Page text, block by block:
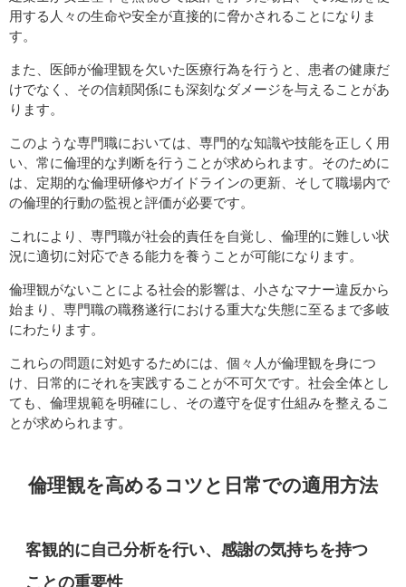
用する人々の生命や安全が直接的に脅かされることになりま
す。
また、医師が倫理観を欠いた医療行為を行うと、患者の健康だ
けでなく、その信頼関係にも深刻なダメージを与えることがあ
ります。
このような専門職においては、専門的な知識や技能を正しく用
い、常に倫理的な判断を行うことが求められます。そのために
は、定期的な倫理研修やガイドラインの更新、そして職場内で
の倫理的行動の監視と評価が必要です。
これにより、専門職が社会的責任を自覚し、倫理的に難しい状
況に適切に対応できる能力を養うことが可能になります。
倫理観がないことによる社会的影響は、小さなマナー違反から
始まり、専門職の職務遂行における重大な失態に至るまで多岐
にわたります。
これらの問題に対処するためには、個々人が倫理観を身につ
け、日常的にそれを実践することが不可欠です。社会全体とし
ても、倫理規範を明確にし、その遵守を促す仕組みを整えるこ
とが求められます。
倫理観を高めるコツと日常での適用方法
客観的に自己分析を行い、感謝の気持ちを持つ
ことの重要性